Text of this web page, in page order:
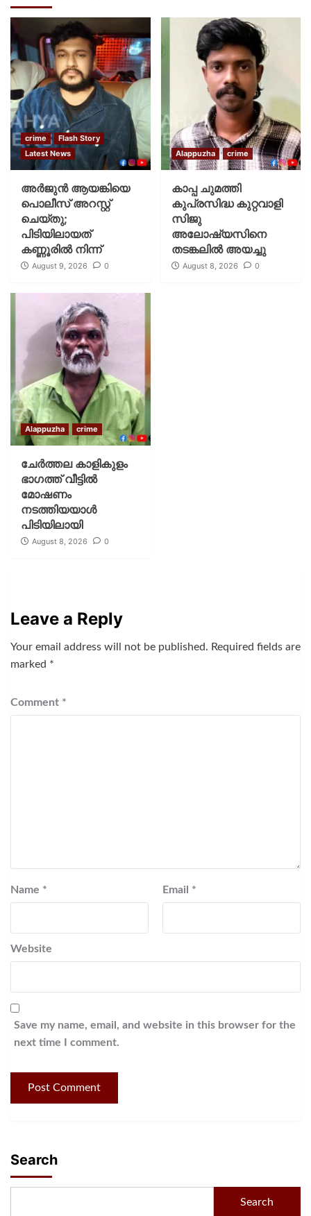
crime
Flash Story
Latest News
അർജുൻ ആയങ്കിയെ
പൊലീസ് അറസ്റ്റ്
ചെയ്‌തു;
പിടിയിലായത്
കണ്ണൂരിൽ നിന്ന്
August 9, 2026 0
Alappuzha crime
കാപ്പ ചുമത്തി
കുപ്രസിദ്ധ കുറ്റവാളി
സിജു
അലോഷ്യസിനെ
തടങ്കലിൽ അയച്ചു
August 8, 2026 0
Alappuzha crime
ചേർത്തല കാളികുളം
ഭാഗത്ത് വീട്ടിൽ
മോഷണം
നടത്തിയയാൾ
പിടിയിലായി
August 8, 2026 0
Leave a Reply
Your email address will not be published. Required fields are
marked *
Comment *
Name * Email *
Website
Save my name, email, and website in this browser for the
next time I comment.
Search
Search